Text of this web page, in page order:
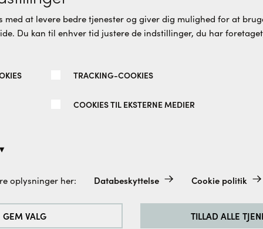
med at levere bedre tjenester og giver dig mulighed for at
Du kan til enhver tid justere de indstillinger, du har
TRACKING-COOKIES
COOKIES TIL EKSTERNE MEDIER
aktiveret, da de er absolut nødvendige for de
oplysninger her: Databeskyttelse Cookie politik
GEM VALG TILLAD ALLE
x 100 CM
Vordingborg